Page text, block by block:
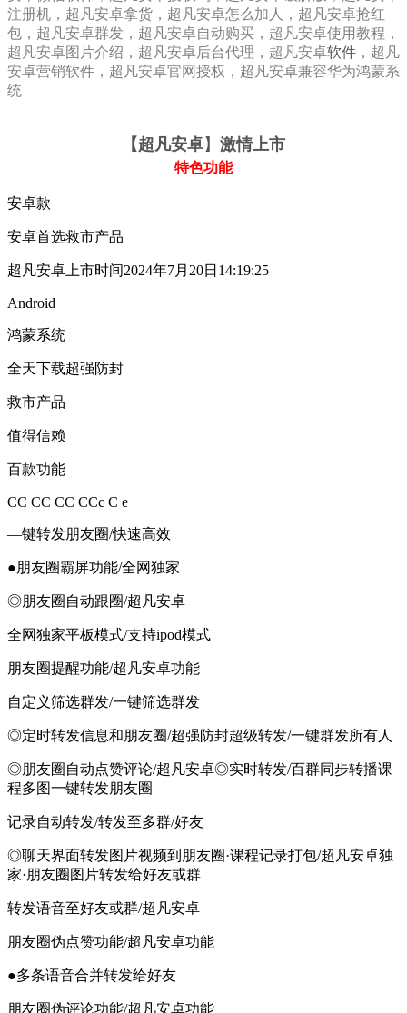
注册机 ， 超凡安卓拿货，超凡安卓怎么加人，超凡安卓抢红
包，超凡安卓群发，超凡安卓自动购买，超凡安卓使用教程，
超凡安卓图片介绍，超凡安卓后台代理，超凡安卓软件 ，超凡
安卓营销软件，超凡安卓官网授权，超凡安卓兼容华为鸿蒙系
统
【超凡安卓】 激情上市
特色功能
安卓款
安卓首选救市产品
超凡安卓上市时间2024年7月20日14:19:25
Android
鸿蒙系统
全天下载超强防封
救市产品
值得信赖
百款功能
CC CC CC CCc C e
—键转发朋友圈/快速高效
●朋友圈霸屏功能/全网独家
◎朋友圈自动跟圈/超凡安卓
全网独家平板模式/支持ipod模式
朋友圈提醒功能/超凡安卓功能
自定义筛选群发/一键筛选群发
◎定时转发信息和朋友圈/超强防封超级转发/一键群发所有人
◎朋友圈自动点赞评论/超凡安卓◎实时转发/百群同步转播课
程多图一键转发朋友圈
记录自动转发/转发至多群/好友
◎聊天界面转发图片视频到朋友圈·课程记录打包/超凡安卓独
家·朋友圈图片转发给好友或群
转发语音至好友或群/超凡安卓
朋友圈伪点赞功能/超凡安卓功能
●多条语音合并转发给好友
朋友圈伪评论功能/超凡安卓功能